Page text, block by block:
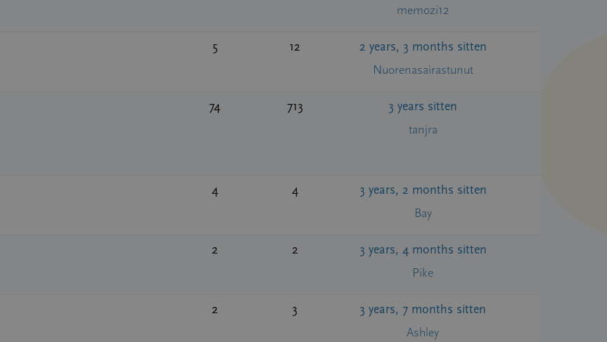
memozi12
5 12 2 years, 3 months sitten
Nuorenasairastunut
74 713 3 years sitten
tanjra
4 4 3 years, 2 months sitten
Bay
2 2 3 years, 4 months sitten
Pike
2 3 3 years, 7 months sitten
Ashley